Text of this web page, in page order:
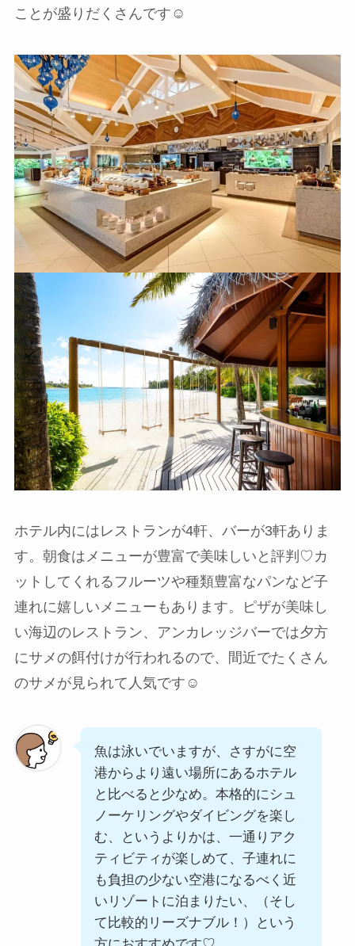
ことが盛りだくさんです☺️
ホテル内にはレストランが4軒、バーが3軒ありま
す。朝食はメニューが豊富で美味しいと評判♡カ
ットしてくれるフルーツや種類豊富なパンなど子
連れに嬉しいメニューもあります。ピザが美味し
い海辺のレストラン、アンカレッジバーでは夕方
にサメの餌付けが行われるので、間近でたくさん
のサメが見られて人気です☺️
魚は泳いでいますが、さすがに空
港からより遠い場所にあるホテル
と比べると少なめ。本格的にシュ
ノーケリングやダイビングを楽し
む、というよりかは、一通りアク
ティビティが楽しめて、子連れに
も負担の少ない空港になるべく近
いリゾートに泊まりたい、（そし
て比較的リーズナブル！）という